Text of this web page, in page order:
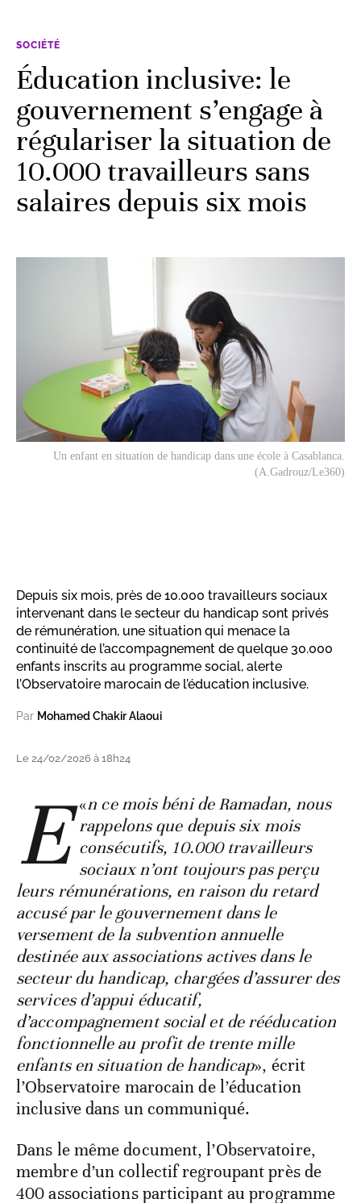
SOCIÉTÉ
Éducation inclusive: le
gouvernement s’engage à
régulariser la situation de
10.000 travailleurs sans
salaires depuis six mois
Un enfant en situation de handicap dans une école à Casablanca.
(A.Gadrouz/Le360)
Depuis six mois, près de 10.000 travailleurs sociaux
intervenant dans le secteur du handicap sont privés
de rémunération, une situation qui menace la
continuité de l’accompagnement de quelque 30.000
enfants inscrits au programme social, alerte
l’Observatoire marocain de l’éducation inclusive.
Par Mohamed Chakir Alaoui
Le 24/02/2026 à 18h24
«
E
n ce mois béni de Ramadan, nous
rappelons que depuis six mois
consécutifs, 10.000 travailleurs
sociaux n’ont toujours pas perçu
leurs rémunérations, en raison du retard
accusé par le gouvernement dans le
versement de la subvention annuelle
destinée aux associations actives dans le
secteur du handicap, chargées d’assurer des
services d’appui éducatif,
d’accompagnement social et de rééducation
fonctionnelle au profit de trente mille
enfants en situation de handicap», écrit
l’Observatoire marocain de l’éducation
inclusive dans un communiqué.
Dans le même document, l’Observatoire,
membre d’un collectif regroupant près de
400 associations participant au programme